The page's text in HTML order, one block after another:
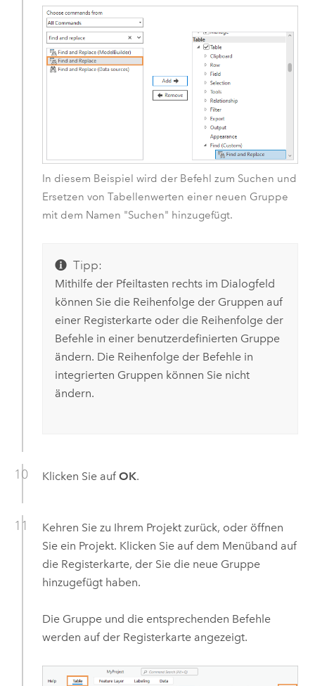
In diesem Beispiel wird der Befehl zum Suchen und
Ersetzen von Tabellenwerten einer neuen Gruppe
mit dem Namen "Suchen" hinzugefügt.
Tipp:
Mithilfe der Pfeiltasten rechts im Dialogfeld
können Sie die Reihenfolge der Gruppen auf
einer Registerkarte oder die Reihenfolge der
Befehle in einer benutzerdefinierten Gruppe
ändern. Die Reihenfolge der Befehle in
integrierten Gruppen können Sie nicht
ändern.
Klicken Sie auf OK.
Kehren Sie zu Ihrem Projekt zurück, oder öffnen
Sie ein Projekt. Klicken Sie auf dem Menüband auf
die Registerkarte, der Sie die neue Gruppe
hinzugefügt haben.
Die Gruppe und die entsprechenden Befehle
werden auf der Registerkarte angezeigt.